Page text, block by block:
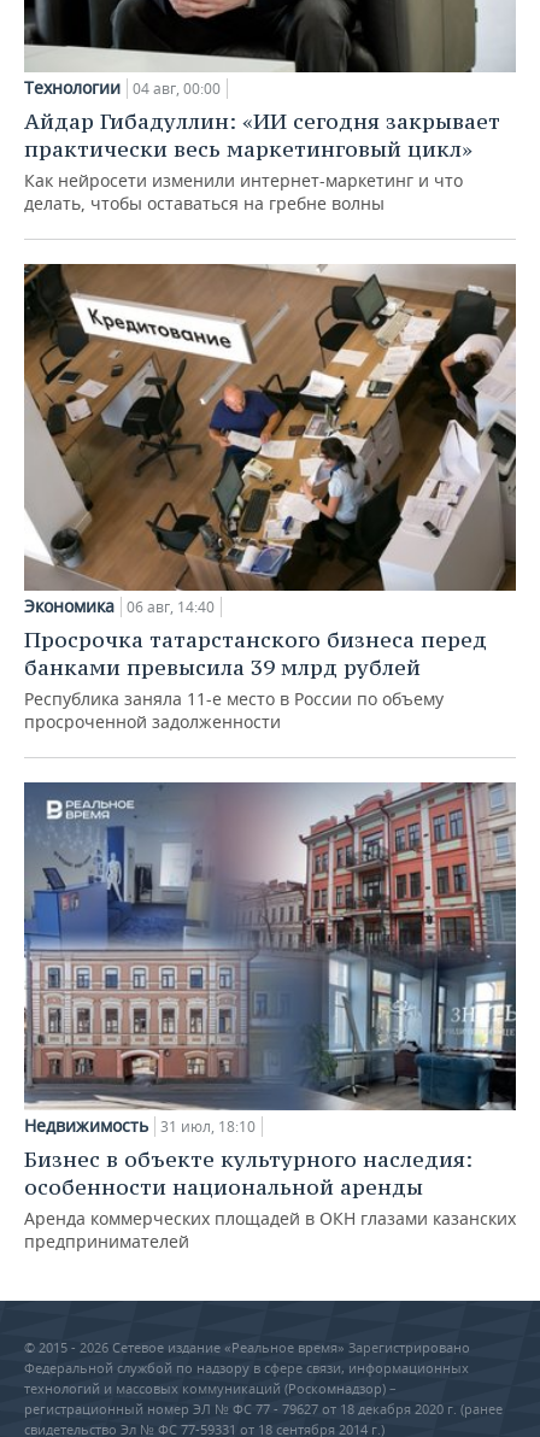
Технологии 04 авг, 00:00
Айдар Гибадуллин: «ИИ сегодня закрывает
практически весь маркетинговый цикл»
Как нейросети изменили интернет-маркетинг и что
делать, чтобы оставаться на гребне волны
Экономика 06 авг, 14:40
Просрочка татарстанского бизнеса перед
банками превысила 39 млрд рублей
Республика заняла 11-е место в России по объему
просроченной задолженности
Недвижимость 31 июл, 18:10
Бизнес в объекте культурного наследия:
особенности национальной аренды
Аренда коммерческих площадей в ОКН глазами казанских
предпринимателей
© 2015 - 2026 Сетевое издание «Реальное время» Зарегистрировано
Федеральной службой по надзору в сфере связи, информационных
технологий и массовых коммуникаций (Роскомнадзор) –
регистрационный номер ЭЛ № ФС 77 - 79627 от 18 декабря 2020 г. (ранее
свидетельство Эл № ФС 77-59331 от 18 сентября 2014 г.)